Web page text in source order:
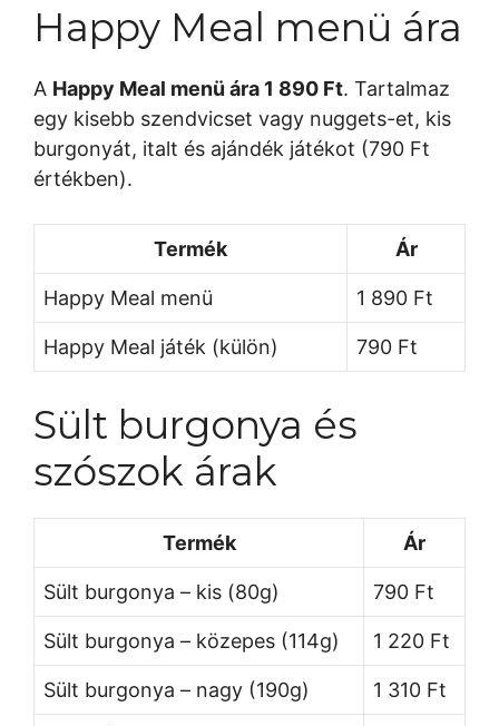
Happy Meal menü ára
A Happy Meal menü ára 1 890 Ft. Tartalmaz
egy kisebb szendvicset vagy nuggets-et, kis
burgonyát, italt és ajándék játékot (790 Ft
értékben).
Termék Ár
Happy Meal menü 1 890 Ft
Happy Meal játék (külön) 790 Ft
Sült burgonya és
szószok árak
Termék Ár
Sült burgonya – kis (80g) 790 Ft
Sült burgonya – közepes (114g) 1 220 Ft
Sült burgonya – nagy (190g) 1 310 Ft